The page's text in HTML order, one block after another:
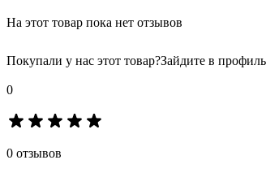
На этот товар пока нет отзывов
Покупали у нас этот товар?Зайдите в
0
0 отзывов